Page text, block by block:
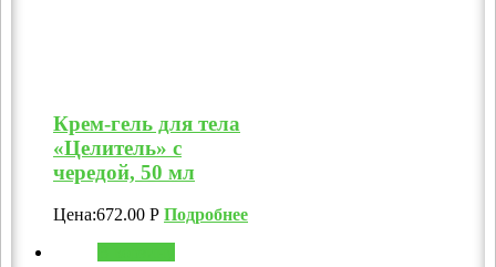
Крем-гель для тела
«Целитель» с
чередой, 50 мл
Цена:672.00 Р Подробнее